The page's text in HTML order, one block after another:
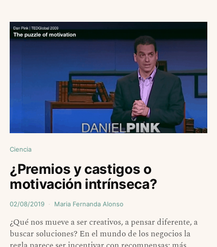
Ciencia
¿Premios y castigos o
motivación intrínseca?
02/08/2019 Maria Fernanda Alonso
¿Qué nos mueve a ser creativos, a pensar diferente, a
buscar soluciones? En el mundo de los negocios la